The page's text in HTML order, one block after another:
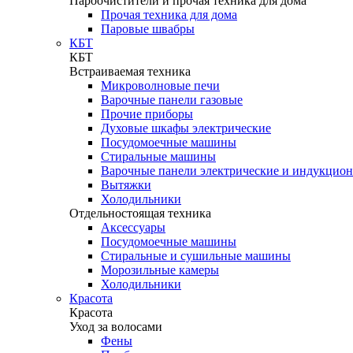
Прочая техника для дома
Паровые швабры
КБТ
КБТ
Встраиваемая техника
Микроволновые печи
Варочные панели газовые
Прочие приборы
Духовые шкафы электрические
Посудомоечные машины
Стиральные машины
Варочные панели электрические и
Вытяжки
Холодильники
Отдельностоящая техника
Аксессуары
Посудомоечные машины
Стиральные и сушильные машины
Морозильные камеры
Холодильники
Красота
Красота
Уход за волосами
Фены